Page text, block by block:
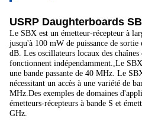
USRP Daughterboards
Le SBX est un émetteur-récepteur à
jusqu'à 100 mW de puissance de
dB. Les oscillateurs locaux des
fonctionnent indépendamment.,Le
une bande passante de 40 MHz. Le
nécessitant un accès à une variété de
MHz.Des exemples de domaines
émetteurs-récepteurs à bande S et
GHz.